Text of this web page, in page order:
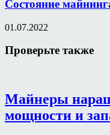
Состояние
01.07.2022
Проверьте также
Майнеры
мощности и